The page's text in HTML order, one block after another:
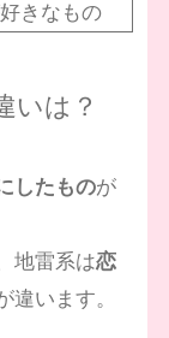
きなもの
いは？
したものが
地雷系は恋
違います。